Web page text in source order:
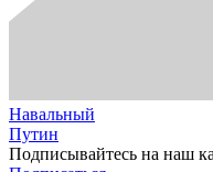
Навальный
Путин
Подписывайтесь на наш